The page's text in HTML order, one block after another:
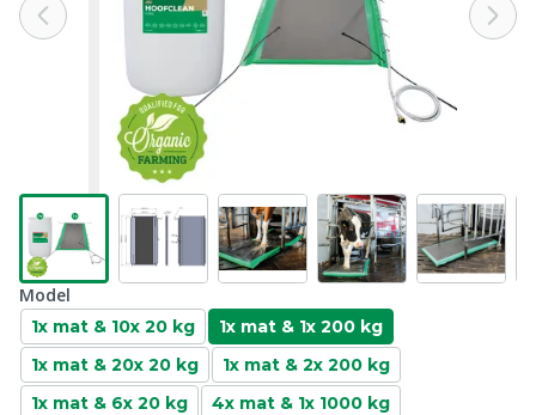
Model
1x mat & 10x 20 kg
1x mat & 1x 200 kg
1x mat & 20x 20 kg
1x mat & 2x 200 kg
1x mat & 6x 20 kg
4x mat & 1x 1000 kg